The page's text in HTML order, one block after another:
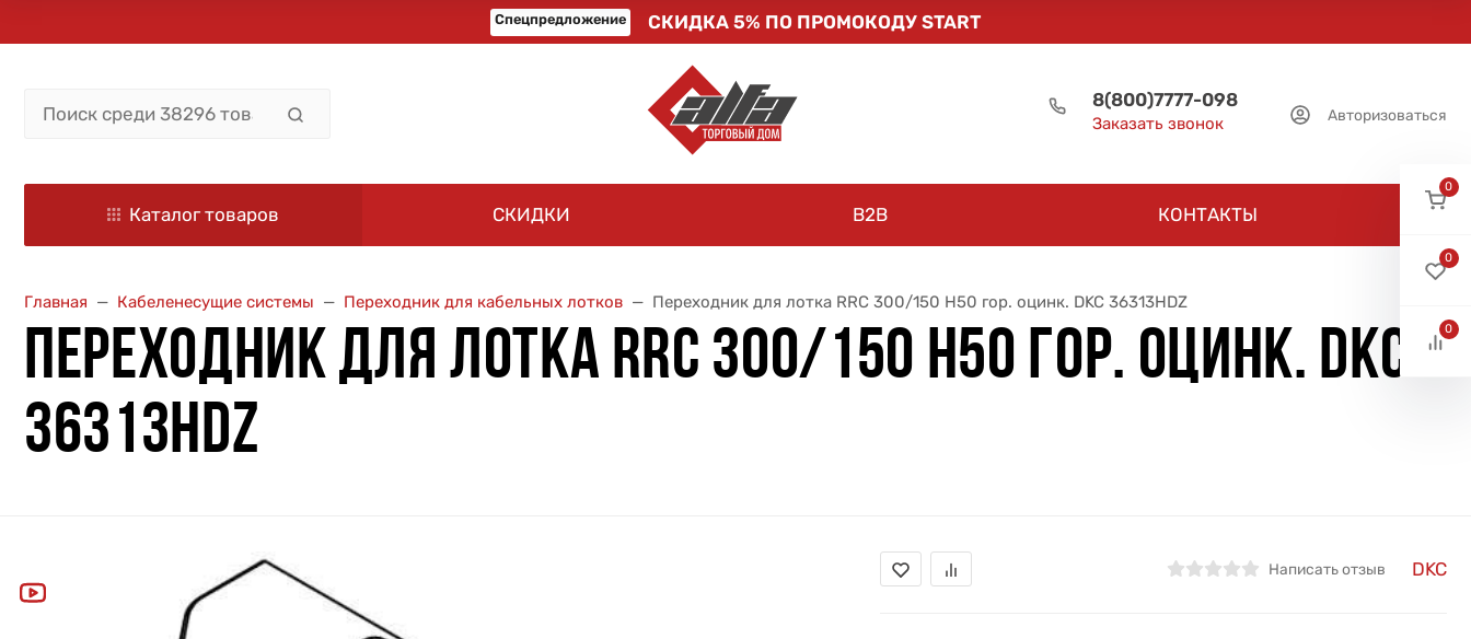
Спецпредложение СКИДКА 5% ПО ПРОМОКОДУ START
8(800)7777-098
Заказать звонок Авторизоваться
Каталог товаров СКИДКИ B2B КОНТАКТЫ
Главная Кабеленесущие системы Переходник для кабельных лотков Переходник для лотка RRC 300/150 H50 гор. оцинк. DKC 36313HDZ
ПЕРЕХОДНИК ДЛЯ ЛОТКА RRC 300/150 H50 ГОР. ОЦИНК. DKC
36313HDZ
Написать отзыв DKC
0
0
0